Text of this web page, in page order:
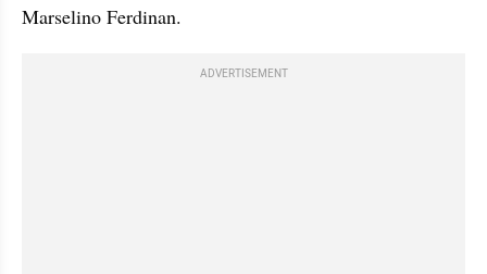
Marselino Ferdinan.
ADVERTISEMENT